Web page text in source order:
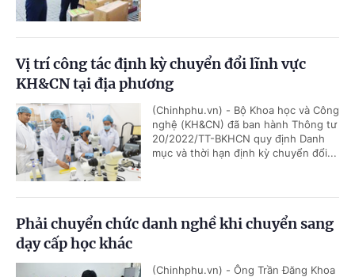
Vị trí công tác định kỳ chuyển đổi lĩnh vực
KH&CN tại địa phương
(Chinhphu.vn) - Bộ Khoa học và Công
nghệ (KH&CN) đã ban hành Thông tư
20/2022/TT-BKHCN quy định Danh
mục và thời hạn định kỳ chuyển đổi...
Phải chuyển chức danh nghề khi chuyển sang
dạy cấp học khác
(Chinhphu.vn) - Ông Trần Đăng Khoa